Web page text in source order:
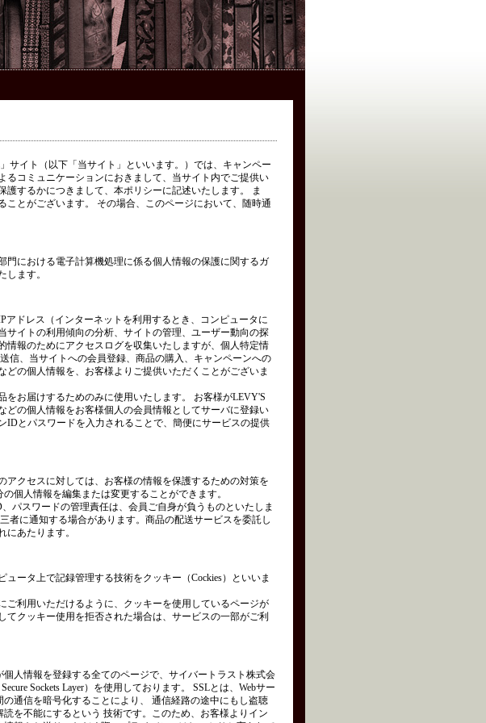
サイト（以下「当サイト」といいます。）では、キャンペー
るコミュニケーションにおきまして、当サイト内でご提供い
するかにつきまして、本ポリシーに記述いたします。 ま
とがございます。 その場合、このページにおいて、随時通
門における電子計算機処理に係る個人情報の保護に関するガ
ます。
ドレス（インターネットを利用するとき、コンピュータに
サイトの利用傾向の分析、サイトの管理、ユーザー動向の探
情報のためにアクセスログを収集いたしますが、個人特定情
信、当サイトへの会員登録、商品の購入、キャンペーンへの
の個人情報を、お客様よりご提供いただくことがございま
をお届けするためのみに使用いたします。 お客様がLEVY'S
どの個人情報をお客様個人の会員情報としてサーバに登録い
IDとパスワードを入力されることで、簡便にサービスの提供
クセスに対しては、お客様の情報を保護するための対策を
個人情報を編集または変更することができます。
パスワードの管理責任は、会員ご自身が負うものといたしま
者に通知する場合があります。商品の配送サービスを委託し
あたります。
ータ上で記録管理する技術をクッキー（Cockies）といいま
ご利用いただけるように、クッキーを使用しているページが
クッキー使用を拒否された場合は、サービスの一部がご利
個人情報を登録する全てのページで、サイバートラスト株式会
Sockets Layer）を使用しております。 SSLとは、Webサー
通信を暗号化することにより、 通信経路の途中にもし盗聴
を不能にするという 技術です。このため、お客様よりイン